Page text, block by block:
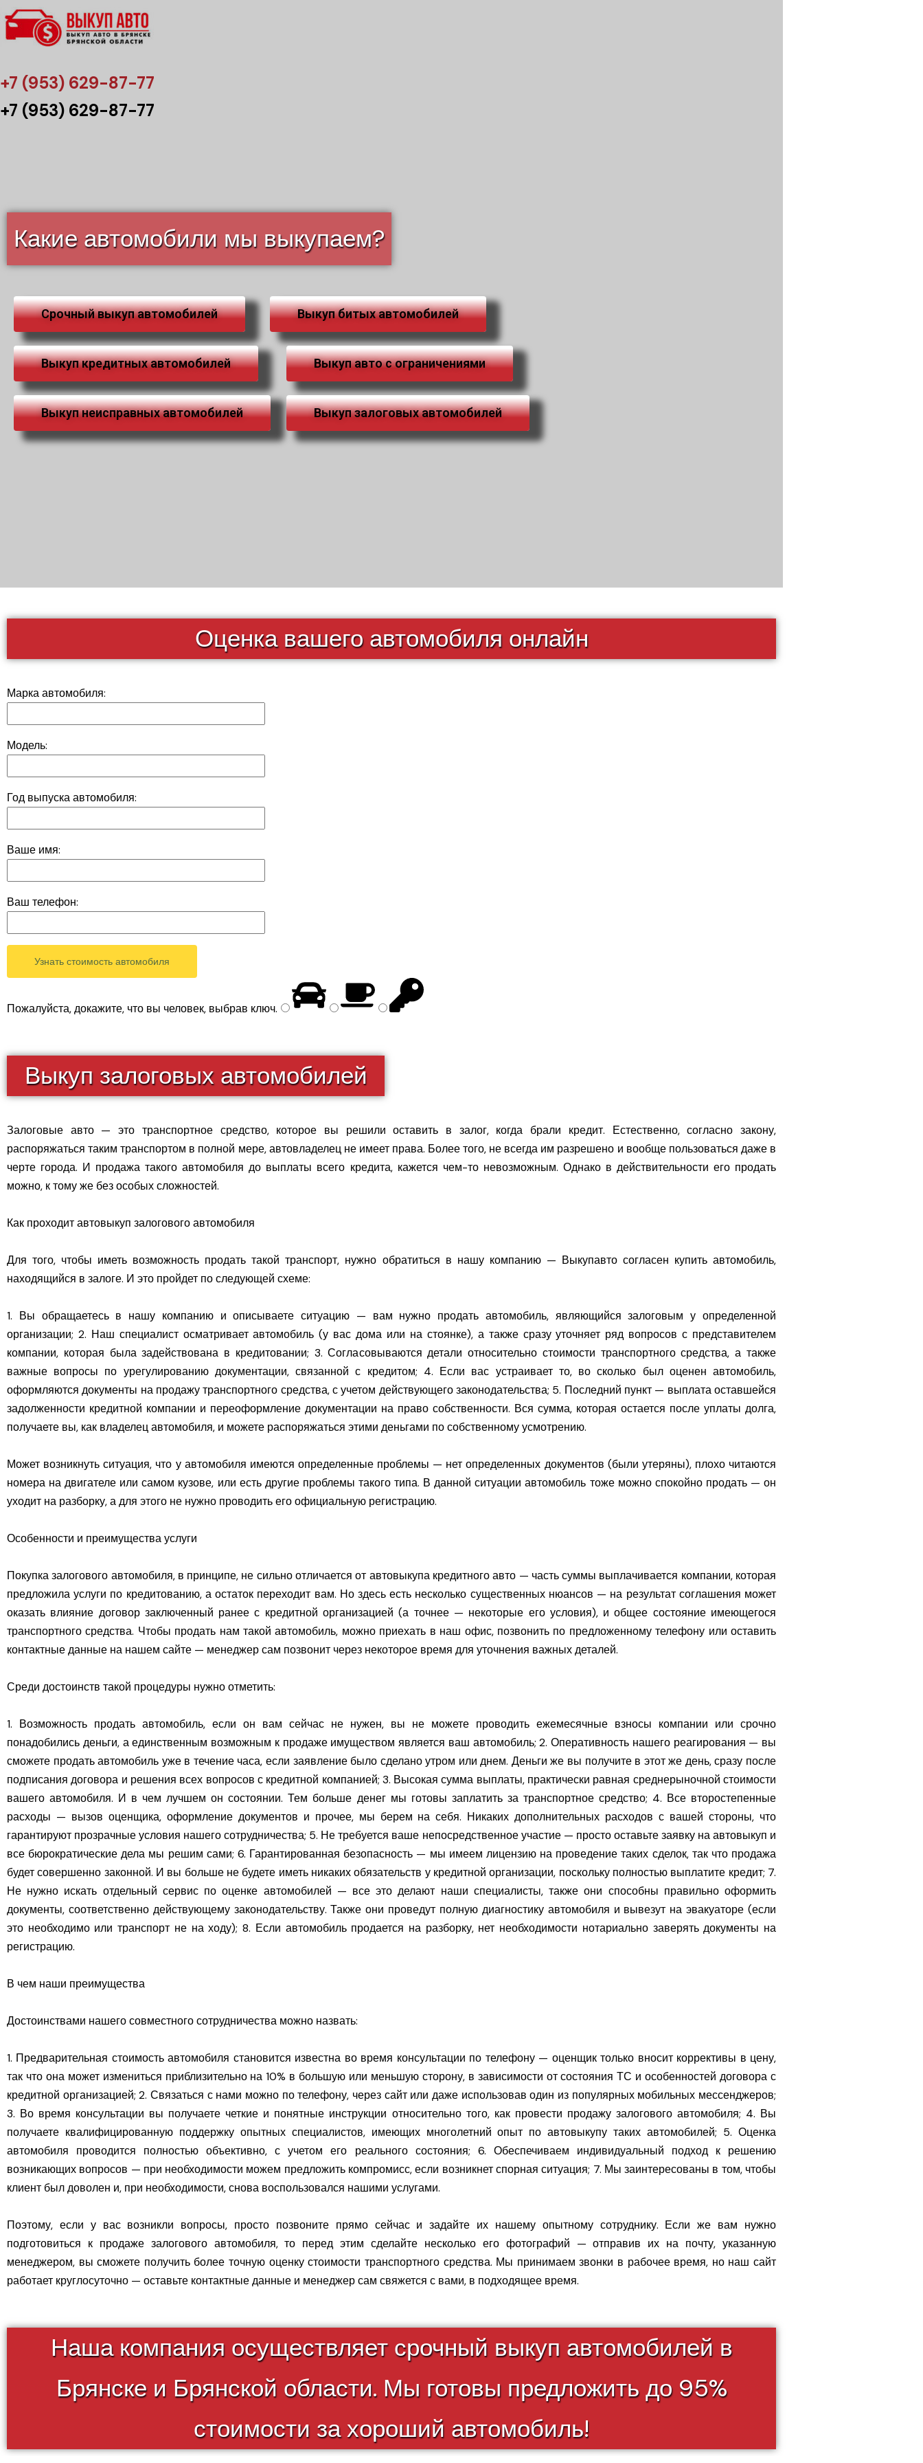
+7 (953) 629-87-77
+7 (953) 629-87-77
Какие автомобили мы выкупаем?
Срочный выкуп автомобилей Выкуп битых автомобилей
Выкуп кредитных автомобилей
Выкуп неисправных автомобилей
Выкуп авто с ограничениями
Выкуп залоговых автомобилей
Оценка вашего автомобиля онлайн
Марка автомобиля:
Модель:
Год выпуска автомобиля:
Ваше имя:
Ваш телефон:
Пожалуйста, докажите, что вы человек, выбрав ключ.
Выкуп залоговых автомобилей
Залоговые авто — это транспортное средство, которое вы решили оставить в залог, когда брали кредит. Естественно, согласно закону,
распоряжаться таким транспортом в полной мере, автовладелец не имеет права. Более того, не всегда им разрешено и вообще пользоваться даже в
черте города. И продажа такого автомобиля до выплаты всего кредита, кажется чем-то невозможным. Однако в действительности его продать
можно, к тому же без особых сложностей.
Как проходит автовыкуп залогового автомобиля
Для того, чтобы иметь возможность продать такой транспорт, нужно обратиться в нашу компанию — Выкупавто согласен купить автомобиль,
находящийся в залоге. И это пройдет по следующей схеме:
1. Вы обращаетесь в нашу компанию и описываете ситуацию — вам нужно продать автомобиль, являющийся залоговым у определенной
организации; 2. Наш специалист осматривает автомобиль (у вас дома или на стоянке), а также сразу уточняет ряд вопросов с представителем
компании, которая была задействована в кредитовании; 3. Согласовываются детали относительно стоимости транспортного средства, а также
важные вопросы по урегулированию документации, связанной с кредитом; 4. Если вас устраивает то, во сколько был оценен автомобиль,
оформляются документы на продажу транспортного средства, с учетом действующего законодательства; 5. Последний пункт — выплата оставшейся
задолженности кредитной компании и переоформление документации на право собственности. Вся сумма, которая остается после уплаты долга,
получаете вы, как владелец автомобиля, и можете распоряжаться этими деньгами по собственному усмотрению.
Может возникнуть ситуация, что у автомобиля имеются определенные проблемы — нет определенных документов (были утеряны), плохо читаются
номера на двигателе или самом кузове, или есть другие проблемы такого типа. В данной ситуации автомобиль тоже можно спокойно продать — он
уходит на разборку, а для этого не нужно проводить его официальную регистрацию.
Особенности и преимущества услуги
Покупка залогового автомобиля, в принципе, не сильно отличается от автовыкупа кредитного авто — часть суммы выплачивается компании, которая
предложила услуги по кредитованию, а остаток переходит вам. Но здесь есть несколько существенных нюансов — на результат соглашения может
оказать влияние договор заключенный ранее с кредитной организацией (а точнее — некоторые его условия), и общее состояние имеющегося
транспортного средства. Чтобы продать нам такой автомобиль, можно приехать в наш офис, позвонить по предложенному телефону или оставить
контактные данные на нашем сайте — менеджер сам позвонит через некоторое время для уточнения важных деталей.
Среди достоинств такой процедуры нужно отметить:
1. Возможность продать автомобиль, если он вам сейчас не нужен, вы не можете проводить ежемесячные взносы компании или срочно
понадобились деньги, а единственным возможным к продаже имуществом является ваш автомобиль; 2. Оперативность нашего реагирования — вы
сможете продать автомобиль уже в течение часа, если заявление было сделано утром или днем. Деньги же вы получите в этот же день, сразу после
подписания договора и решения всех вопросов с кредитной компанией; 3. Высокая сумма выплаты, практически равная среднерыночной стоимости
вашего автомобиля. И в чем лучшем он состоянии. Тем больше денег мы готовы заплатить за транспортное средство; 4. Все второстепенные
расходы — вызов оценщика, оформление документов и прочее, мы берем на себя. Никаких дополнительных расходов с вашей стороны, что
гарантируют прозрачные условия нашего сотрудничества; 5. Не требуется ваше непосредственное участие — просто оставьте заявку на автовыкуп и
все бюрократические дела мы решим сами; 6. Гарантированная безопасность — мы имеем лицензию на проведение таких сделок, так что продажа
будет совершенно законной. И вы больше не будете иметь никаких обязательств у кредитной организации, поскольку полностью выплатите кредит; 7.
Не нужно искать отдельный сервис по оценке автомобилей — все это делают наши специалисты, также они способны правильно оформить
документы, соответственно действующему законодательству. Также они проведут полную диагностику автомобиля и вывезут на эвакуаторе (если
это необходимо или транспорт не на ходу); 8. Если автомобиль продается на разборку, нет необходимости нотариально заверять документы на
регистрацию.
В чем наши преимущества
Достоинствами нашего совместного сотрудничества можно назвать:
1. Предварительная стоимость автомобиля становится известна во время консультации по телефону — оценщик только вносит коррективы в цену,
так что она может измениться приблизительно на 10% в большую или меньшую сторону, в зависимости от состояния ТС и особенностей договора с
кредитной организацией; 2. Связаться с нами можно по телефону, через сайт или даже использовав один из популярных мобильных мессенджеров;
3. Во время консультации вы получаете четкие и понятные инструкции относительно того, как провести продажу залогового автомобиля; 4. Вы
получаете квалифицированную поддержку опытных специалистов, имеющих многолетний опыт по автовыкупу таких автомобилей; 5. Оценка
автомобиля проводится полностью объективно, с учетом его реального состояния; 6. Обеспечиваем индивидуальный подход к решению
возникающих вопросов — при необходимости можем предложить компромисс, если возникнет спорная ситуация; 7. Мы заинтересованы в том, чтобы
клиент был доволен и, при необходимости, снова воспользовался нашими услугами.
Поэтому, если у вас возникли вопросы, просто позвоните прямо сейчас и задайте их нашему опытному сотруднику. Если же вам нужно
подготовиться к продаже залогового автомобиля, то перед этим сделайте несколько его фотографий — отправив их на почту, указанную
менеджером, вы сможете получить более точную оценку стоимости транспортного средства. Мы принимаем звонки в рабочее время, но наш сайт
работает круглосуточно — оставьте контактные данные и менеджер сам свяжется с вами, в подходящее время.
Наша компания осуществляет срочный выкуп автомобилей в
Брянске и Брянской области. Мы готовы предложить до 95%
стоимости за хороший автомобиль!